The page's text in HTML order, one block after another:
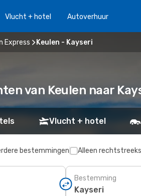
Vlucht + hotel Autoverhuur
Express Keulen - Kayseri
van Keulen naar
Vlucht + hotel
bestemmingen Alleen
Bestemming